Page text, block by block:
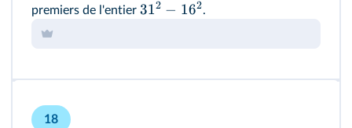
premiers de l'entier 312 − 162.
18